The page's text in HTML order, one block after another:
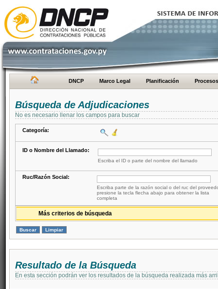
DNCP Marco Legal Planificación Procesos
Búsqueda de Adjudicaciones
No es necesario llenar los campos para buscar
Categoría:
ID o Nombre del Llamado:
Escriba el ID o parte del nombre del llamado
Ruc/Razón Social:
Escriba parte de la razón social o del ruc del
presione la tecla flecha abajo para obtener la lista
completa
Más criterios de búsqueda
Resultado de la Búsqueda
En esta sección podrán ver los resultados de la búsqueda realizada más